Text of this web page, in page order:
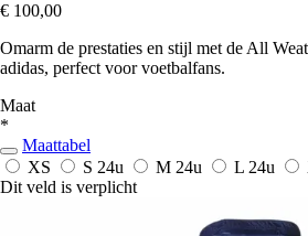
€ 100,00
Omarm de prestaties en stijl met de All
adidas, perfect voor voetbalfans.
Maat
*
Maattabel
XS
S 24u M 24u L 24u
Dit veld is verplicht